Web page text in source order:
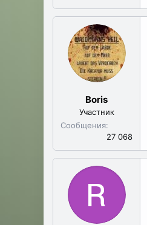
Boris
Участник
Сообщения
27 068